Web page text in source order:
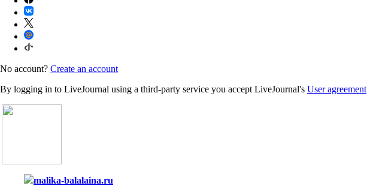
No account? Create an account
By logging in to LiveJournal using a third-party service you accept LiveJournal's User agreement
malika-balalaina.ru